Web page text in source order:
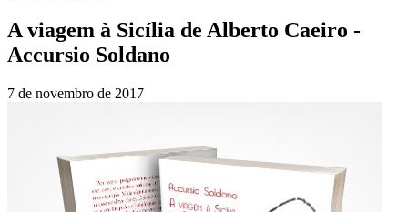
A viagem à Sicília de Alberto Caeiro -
Accursio Soldano
7 de novembro de 2017